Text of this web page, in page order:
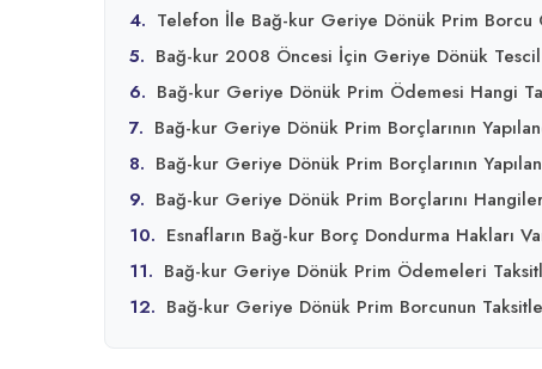
4. Telefon İle Bağ-kur Geriye Dönük Prim Borcu
5. Bağ-kur 2008 Öncesi İçin Geriye Dönük Tescil
6. Bağ-kur Geriye Dönük Prim Ödemesi Hangi
7. Bağ-kur Geriye Dönük Prim Borçlarının
8. Bağ-kur Geriye Dönük Prim Borçlarının
9. Bağ-kur Geriye Dönük Prim Borçlarını
10. Esnafların Bağ-kur Borç Dondurma Hakları
11. Bağ-kur Geriye Dönük Prim Ödemeleri
12. Bağ-kur Geriye Dönük Prim Borcunun